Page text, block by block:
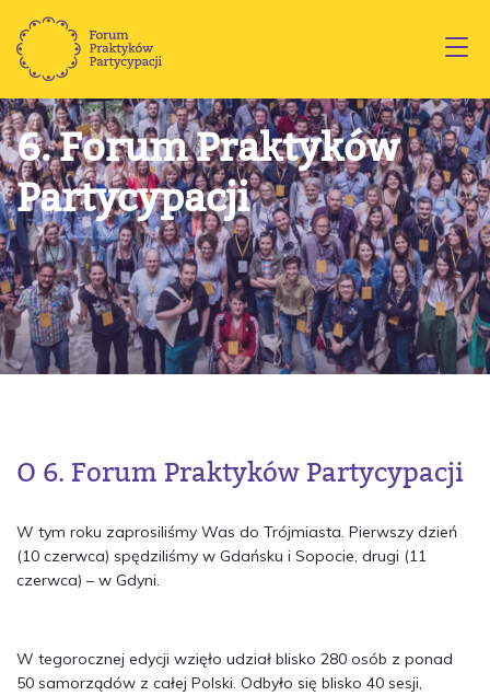
6. Forum Praktyków
Partycypacji
O 6. Forum Praktyków Partycypacji
W tym roku zaprosiliśmy Was do Trójmiasta. Pierwszy dzień
(10 czerwca) spędziliśmy w Gdańsku i Sopocie, drugi (11
czerwca) – w Gdyni.
W tegorocznej edycji wzięło udział blisko 280 osób z ponad
50 samorządów z całej Polski. Odbyło się blisko 40 sesji,